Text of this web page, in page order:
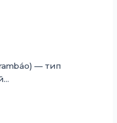
— тип